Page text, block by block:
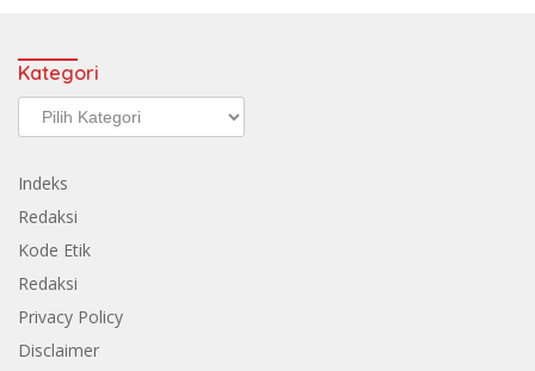
Kategori
Kategori
Indeks
Redaksi
Kode Etik
Redaksi
Privacy Policy
Disclaimer